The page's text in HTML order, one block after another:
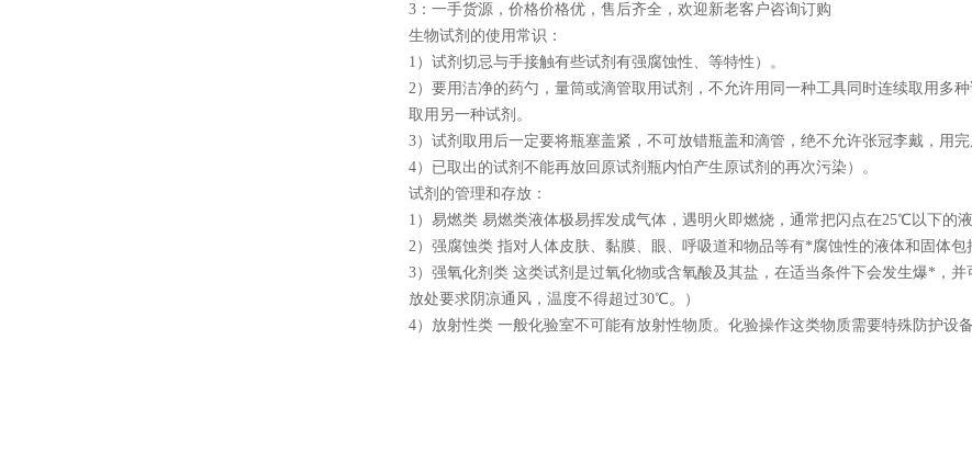
3 ：一手货源，价格价格优，售后齐全，欢迎新老客户咨询订购
生物试剂的使用常识：
1 ）试剂切忌与手接触有些试剂有强腐蚀性、等特性）。
2）要用洁净的药勺，量筒或滴管取用试剂，不允许用同一种工具同时连续取用多
取用另一种试剂。
3）试剂取用后一定要将瓶塞盖紧，不可放错瓶盖和滴管，绝不允许张冠李戴，用
4）已取出的试剂不能再放回原试剂瓶内怕产生原试剂的再次污染）。
试剂的管理和存放：
1 ）易燃类 易燃类液体极易挥发成气体，遇明火即燃烧，通常把闪点在25℃以下的液
2）强腐蚀类 指对人体皮肤、黏膜、眼、呼吸道和物品等有*腐蚀性的液体和固体
3）强氧化剂类 这类试剂是过氧化物或含氧酸及其盐，在适当条件下会发生爆* ，
放处要求阴凉通风，温度不得超过30℃。）
4）放射性类 一般化验室不可能有放射性物质。化验操作这类物质需要特殊防护设